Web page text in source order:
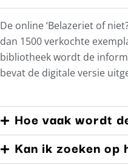
De online ‘Belazeriet of
dan 1500 verkochte
bibliotheek wordt de
bevat de digitale versie
Hoe vaak wordt
Kan ik zoeken op